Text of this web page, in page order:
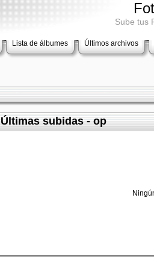
Sube tus
Lista de álbumes Últimos archivos
Últimas subidas - op